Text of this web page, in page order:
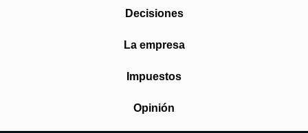
Decisiones
La empresa
Impuestos
Opinión